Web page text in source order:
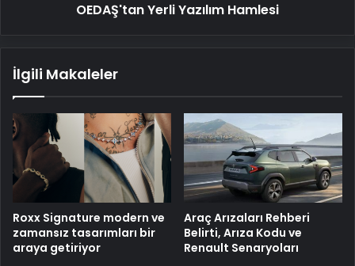
OEDAŞ'tan Yerli Yazılım Hamlesi
İlgili Makaleler
Roxx Signature modern ve
zamansız tasarımları bir
araya getiriyor
Araç Arızaları Rehberi
Belirti, Arıza Kodu ve
Renault Senaryoları